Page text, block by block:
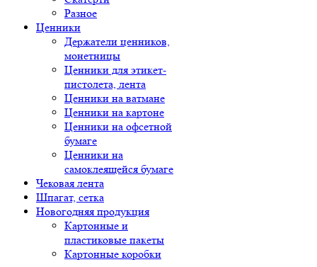
Разное
Ценники
Держатели ценников,
монетницы
Ценники для этикет-
пистолета, лента
Ценники на ватмане
Ценники на картоне
Ценники на офсетной
бумаге
Ценники на
самоклеящейся бумаге
Чековая лента
Шпагат, сетка
Новогодняя продукция
Картонные и
пластиковые пакеты
Картонные коробки